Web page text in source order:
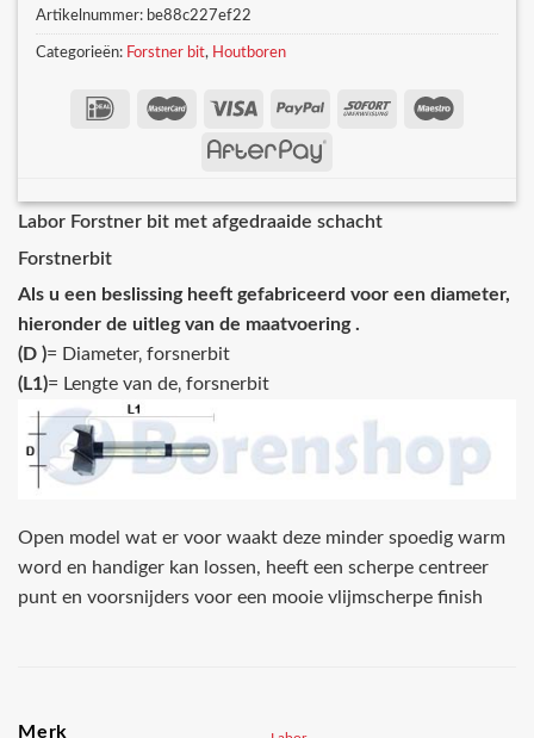
Artikelnummer: be88c227ef22
Categorieën: Forstner bit, Houtboren
Labor Forstner bit met afgedraaide schacht
Forstnerbit
Als u een beslissing heeft gefabriceerd voor een diameter,
hieronder de uitleg van de maatvoering .
(D )= Diameter‚ forsnerbit
(L1)= Lengte van de‚ forsnerbit
Open model wat er voor waakt deze minder spoedig warm
word en handiger kan lossen, heeft een scherpe centreer
punt en voorsnijders voor een mooie vlijmscherpe finish
Merk